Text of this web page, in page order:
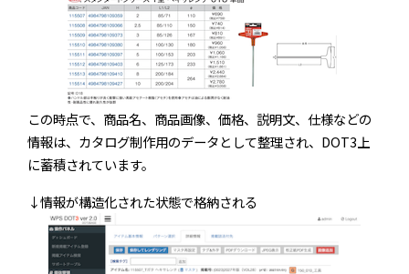
この時点で、商品名、商品画像、価格、説明文、仕様などの
情報は、カタログ制作用のデータとして整理され、DOT3上
に蓄積されています。
↓情報が構造化された状態で格納される